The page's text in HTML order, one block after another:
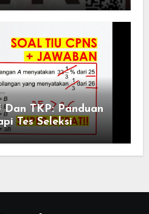
TKP: Panduan
Tes Seleksi